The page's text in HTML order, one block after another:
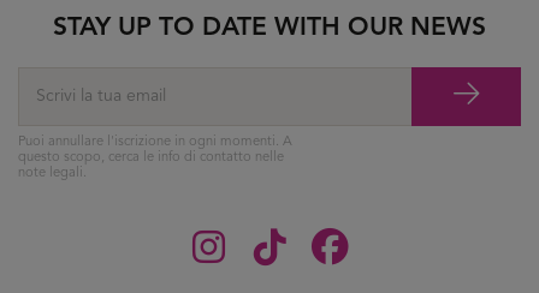
STAY UP TO DATE WITH OUR NEWS
Puoi annullare l'iscrizione in ogni momenti. A
questo scopo, cerca le info di contatto nelle
note legali.